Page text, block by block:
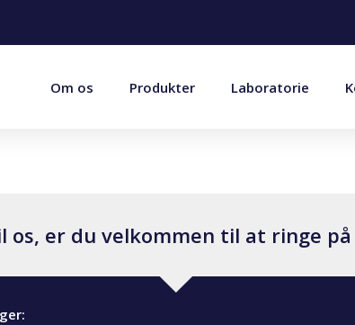
Om os Produkter Laboratorie
os, er du velkommen til at ringe på